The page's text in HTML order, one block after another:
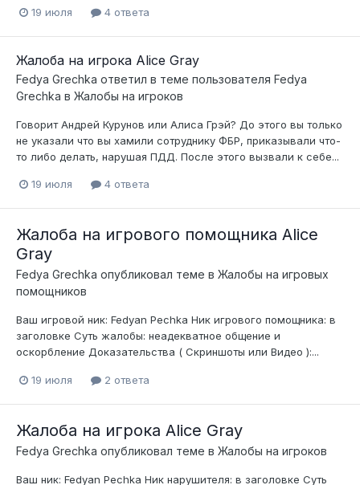
19 июля 4 ответа
Жалоба на игрока Alice Gray
Fedya Grechka ответил в теме пользователя Fedya
Grechka в Жалобы на игроков
Говорит Андрей Курунов или Алиса Грэй? До этого вы только
не указали что вы хамили сотруднику ФБР, приказывали что-
то либо делать, нарушая ПДД. После этого вызвали к себе...
19 июля 4 ответа
Жалоба на игрового помощника Alice
Gray
Fedya Grechka опубликовал теме в Жалобы на игровых
помощников
Ваш игровой ник: Fedyan Pechka Ник игрового помощника: в
заголовке Суть жалобы: неадекватное общение и
оскорбление Доказательства ( Скриншоты или Видео ):...
19 июля 2 ответа
Жалоба на игрока Alice Gray
Fedya Grechka опубликовал теме в Жалобы на игроков
Ваш ник: Fedyan Pechka Ник нарушителя: в заголовке Суть